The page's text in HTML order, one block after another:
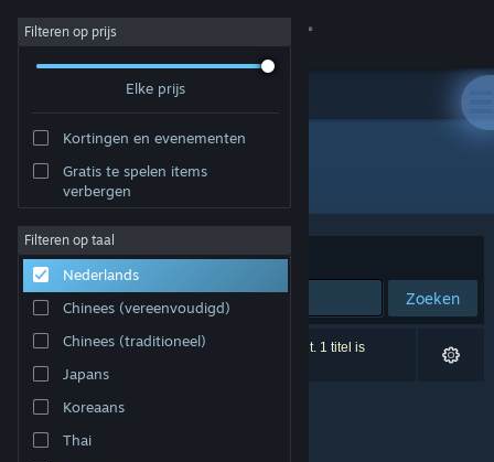
Inloggen
Community
Over
Ondersteuning
Taal wijzigen
Download de mobiele Steam-app
Desktopwebsite weergeven
Filteren op prijs
Elke prijs
Kortingen en evenementen
Gratis te spelen items
verbergen
Filteren op taal
Nederlands
Chinees (vereenvoudigd)
Chinees (traditioneel)
Japans
Koreaans
Thai
Ontwikkelaar: Dirk Schreiter
Sorteren op Relevantie
Zoeken
0 resultaten komen overeen met je zoekopdracht. 1 titel is
uitgesloten op basis van je voorkeuren.